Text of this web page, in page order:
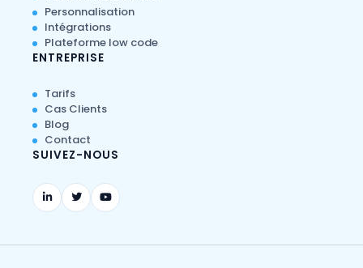
Personnalisation
Intégrations
Plateforme low code
ENTREPRISE
Tarifs
Cas Clients
Blog
Contact
SUIVEZ-NOUS